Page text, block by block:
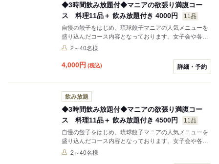
◆3時間飲み放題付◆マニアの欲張り満腹コー
ス 料理11品＋ 飲み放題付き 4000円
11品
自慢の餃子をはじめ、琉球餃子マニアの人気メニューを
盛り込んだコース内容となっております。女子会や各種
宴会はもちろん、初めてのご来店でメニューに迷ったお
2～40名様
4,000円 (税込) 詳細・予約
飲み放題
◆3時間飲み放題付◆マニアの欲張り満腹コー
ス 料理11品＋ 飲み放題付き 4500円
11品
自慢の餃子をはじめ、琉球餃子マニアの人気メニューを
盛り込んだコース内容となっております。女子会や各種
宴会はもちろん、初めてのご来店でメニューに迷ったお
2～40名様